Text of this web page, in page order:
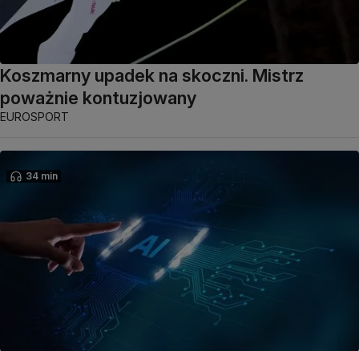
Koszmarny upadek na skoczni. Mistrz
poważnie kontuzjowany
EUROSPORT
34 min